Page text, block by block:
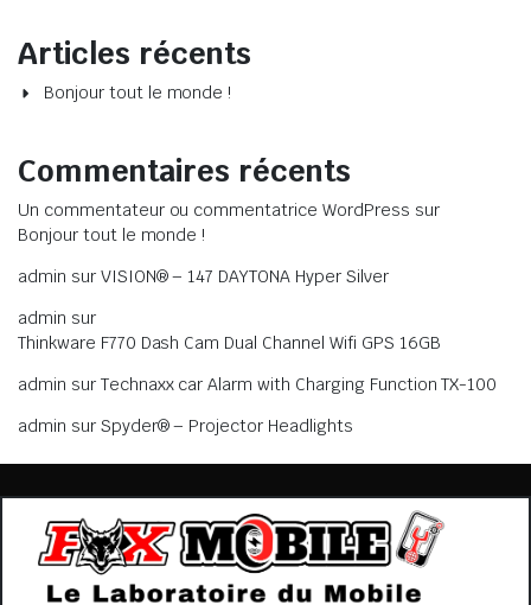
Articles récents
Bonjour tout le monde !
Commentaires récents
Un commentateur ou commentatrice WordPress sur
Bonjour tout le monde !
admin sur VISION® – 147 DAYTONA Hyper Silver
admin sur
Thinkware F770 Dash Cam Dual Channel Wifi GPS 16GB
admin sur Technaxx car Alarm with Charging Function TX-100
admin sur Spyder® – Projector Headlights